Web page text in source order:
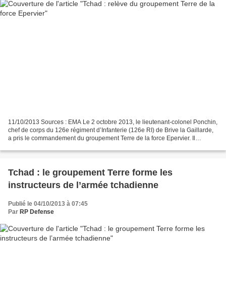
11/10/2013 Sources : EMA Le 2 octobre 2013, le lieutenant-colonel Ponchin,
chef de corps du 126e régiment d’Infanterie (126e RI) de Brive la Gaillarde,
a pris le commandement du groupement Terre de la force Epervier. Il
Tchad : le groupement Terre forme les
instructeurs de l’armée tchadienne
Publié le 04/10/2013 à 07:45
Par RP Defense